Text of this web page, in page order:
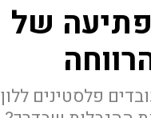
של
פלסטינים ללון